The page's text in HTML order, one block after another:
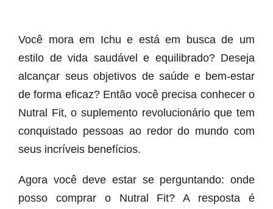
Você mora em Ichu e está em busca de um
estilo de vida saudável e equilibrado? Deseja
alcançar seus objetivos de saúde e bem-estar
de forma eficaz? Então você precisa conhecer o
Nutral Fit, o suplemento revolucionário que tem
conquistado pessoas ao redor do mundo com
seus incríveis benefícios.
Agora você deve estar se perguntando: onde
posso comprar o Nutral Fit? A resposta é